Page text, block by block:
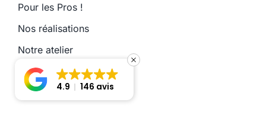
Pour les Pros !
Nos réalisations
Notre atelier
Charte Qualité
Contact
4.9 146 avis